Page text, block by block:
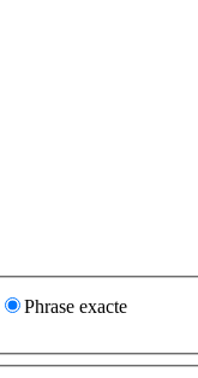
Phrase exacte